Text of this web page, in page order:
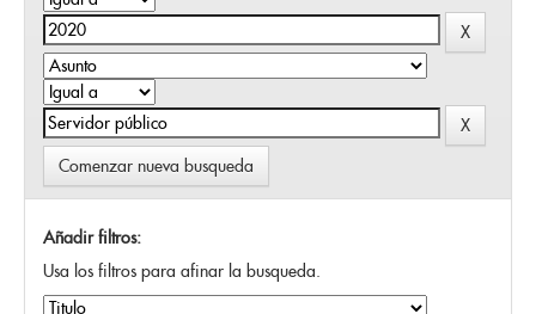
Comenzar nueva busqueda
Añadir filtros:
Usa los filtros para afinar la busqueda.